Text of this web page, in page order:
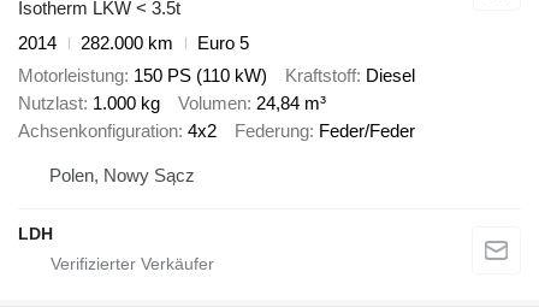
Isotherm LKW < 3.5t
2014
282.000 km
Euro 5
Motorleistung 150 PS (110 kW) Kraftstoff Diesel
Nutzlast 1.000 kg Volumen 24,84 m³
Achsenkonfiguration 4x2 Federung Feder/Feder
Polen, Nowy Sącz
LDH